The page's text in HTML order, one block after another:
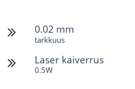
0.02 mm
tarkkuus
Laser kaiverrus
0.5W